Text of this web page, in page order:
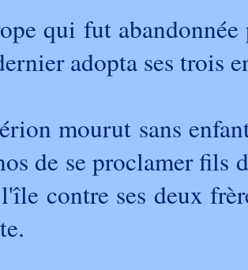
qui fut
adopta ses trois
mourut sans
de se proclamer fils
contre ses deux